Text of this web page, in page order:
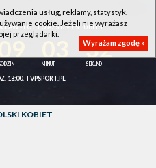
- LOTTO AZS UMCS LUBLIN
32
18:00, TVPSPORT.PL
KOBIET
usług, reklamy, statystyk.
cookie. Jeżeli nie wyrażasz
przeglądarki.
Wyrażam zgodę »